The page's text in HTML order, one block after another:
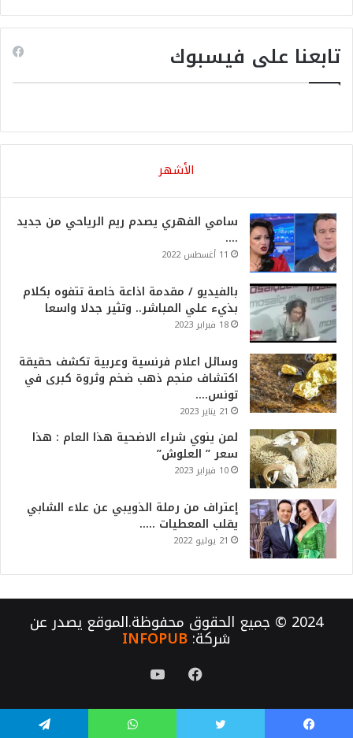
تابعنا على فيسبوك
الأشهر
سامي الفهري يصدم ريم الرياحي من جديد
….
11 أغسطس 2022
بالفيديو / مقدمة اذاعة خاصة تتفوه بكلام
بذيء علي المباشر.. وتثير جدلا واسعا
18 فبراير 2023
وسائل اعلام فرنسية وعربية تكشف حقيقة
اكتشاف منجم ذهب ضخم وثروة كبرى في
تونس….
21 يناير 2023
لمن ينوي شراء الاضحية هذا العام : هذا
سعر ” العلوش”
10 فبراير 2023
إعتراف من رملة الذويبي عن علاء الشابي
يقلب المعطيات …..
21 يوليو 2022
2024 © جميع الحقوق محفوظة.الموقع يصدر عن
شركة:INFOPUB
فيسبوكيوتيوب